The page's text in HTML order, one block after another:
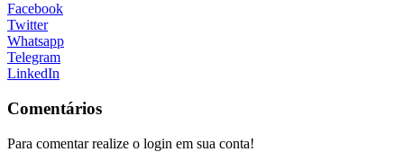
Facebook
Twitter
Whatsapp
Telegram
LinkedIn
Comentários
Para comentar realize o login em sua conta!